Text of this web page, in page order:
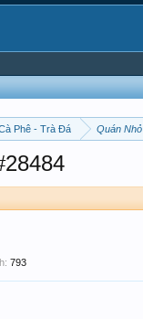
Phê - Trà Đá Quán Nhỏ
793